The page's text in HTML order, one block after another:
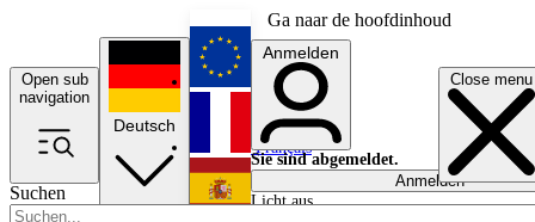
Ga naar de hoofdinhoud
Open sub
navigation
Close menu
Suchen
Deutsch
English
Français
Anmelden
Sie sind abgemeldet.
Anmelden
Licht aus